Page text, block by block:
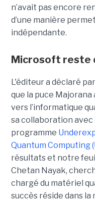
n’avait pas encore
d’une manière
indépendante.
Microsoft reste
L'éditeur a déclaré
que la puce
vers l’informatique
sa collaboration avec
programme
Quantum Computing
résultats et notre
Chetan Nayak,
chargé du matériel
succès réside dans la